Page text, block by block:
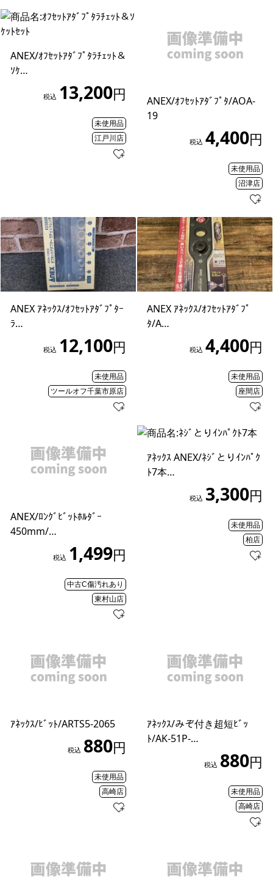
ANEX/ｵﾌｾｯﾄｱﾀﾞﾌﾟﾀﾗﾁｪｯﾄ＆
ｿｹ…
税込 13,200円
未使用品
江戸川店
ANEX/ｵﾌｾｯﾄｱﾀﾞﾌﾟﾀ/AOA-
19
税込 4,400円
未使用品
沼津店
ANEX ｱﾈｯｸｽ/ｵﾌｾｯﾄｱﾀﾞﾌﾟﾀｰ
ﾗ…
税込 12,100円
未使用品
ツールオフ千葉市原店
ANEX ｱﾈｯｸｽ/ｵﾌｾｯﾄｱﾀﾞﾌﾟ
ﾀ/A…
税込 4,400円
未使用品
座間店
ANEX/ﾛﾝｸﾞﾋﾞｯﾄﾎﾙﾀﾞｰ
450mm/…
税込 1,499円
中古C傷汚れあり
東村山店
ｱﾈｯｸｽ ANEX/ﾈｼﾞとりｲﾝﾊﾟｸ
ﾄ7本…
税込 3,300円
未使用品
柏店
ｱﾈｯｸｽ/ﾋﾞｯﾄ/ARTS5-2065
税込 880円
未使用品
高崎店
ｱﾈｯｸｽ/みぞ付き超短ﾋﾞｯ
ﾄ/AK-51P-…
税込 880円
未使用品
高崎店